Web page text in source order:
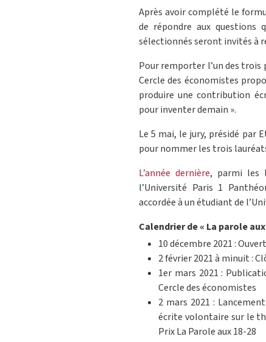
Après avoir complété le
de répondre aux questions
sélectionnés seront invités à
Pour remporter l’un des trois
Cercle des économistes
produire une contribution
pour inventer demain ».
Le 5 mai, le jury, présidé par
pour nommer les trois
L’année dernière, parmi les
l’Université Paris 1
accordée à un étudiant de
Calendrier de « La parole aux
10 décembre 2021 :
2 février 2021 à minuit :
1er mars 2021 :
Cercle des économistes
2 mars 2021 :
écrite volontaire sur le
Prix La Parole aux 18-28